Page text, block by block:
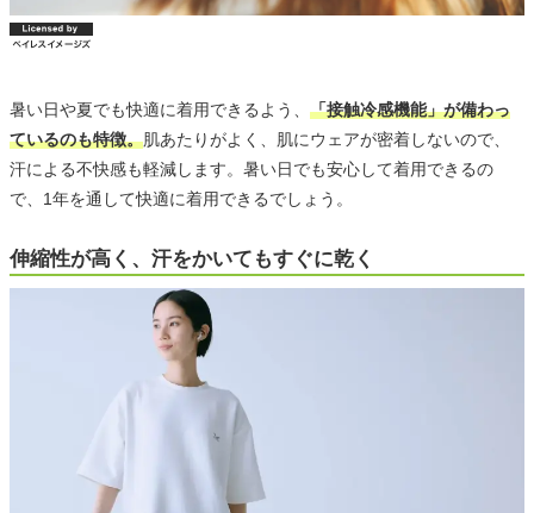
暑い日や夏でも快適に着用できるよう、 「接触冷感機能」が備わっ
ているのも特徴。肌あたりがよく、肌にウェアが密着しないので、
汗による不快感も軽減します。暑い日でも安心して着用できるの
で、1年を通して快適に着用できるでしょう。
伸縮性が高く、汗をかいてもすぐに乾く